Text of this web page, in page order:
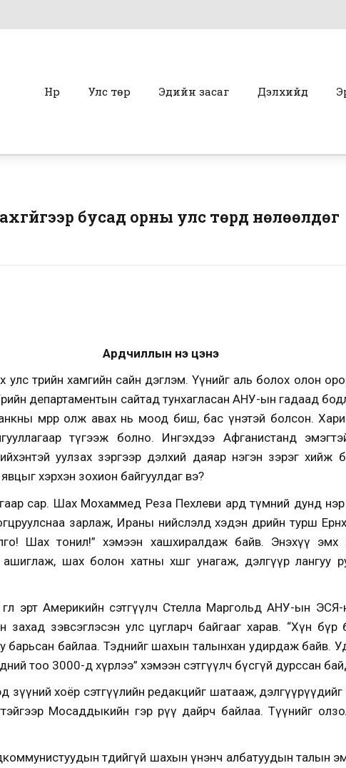
Нүүр Улс төр Эдийн засаг Дэлхийд
бусад орны улс төрд нөлөөлдөг
Ардчиллын үнэ цэнэ
төрийн хамгийн сайн дэглэм. Үүнийг аль болох олон
департаментын сайтад тунхагласан АНУ-ын гадаад
мөрөөр олж авах нь моод биш, бас үнэтэй болсон. Харин
түгээж болно. Ингэхдээ Афганистанд
уулзах зэргээр дэлхий даяар нэгэн зэрэг хийж
хэрхэн зохион байгуулдаг вэ?
сар. Шах Мохаммед Реза Пехлеви ард түмний дунд нэр
зарлаж, Ираны нийслэлд хэдэн өдрийн турш
Шах тонил!” хэмээн хашхиралдаж байв. Энэхүү эмх
шах болон хатны хөшөөг унагаж, дэлгүүр лангуу
эрт Америкийн сэтгүүлч Стелла Маргольд АНУ-ын
захад зэвсэглэсэн улс цугларч байгааг харав. “Хүн
барьсан байлаа. Тэднийг шахын талынхан удирдаж байв.
тоо 3000-д хүрлээ” хэмээн сэтгүүлч бүсгүй дурссан
зүүний хоёр сэтгүүлийн редакцийг шатааж,
Мосаддыкийн гэр рүү дайрч байлаа. Түүнийг
төдийгүй шахын үнэнч албатуудын талын